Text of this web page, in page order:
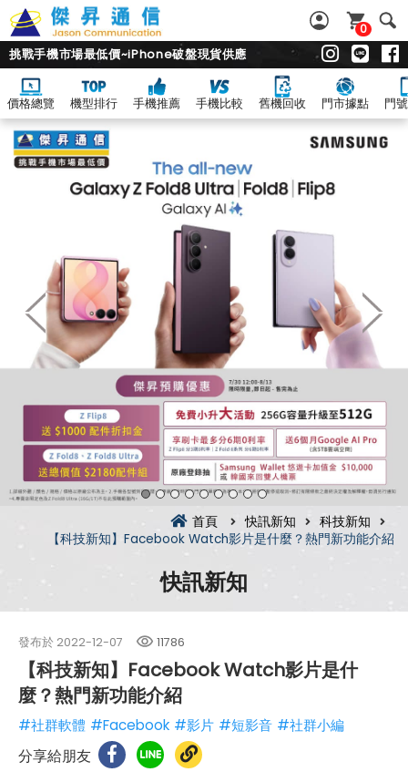
0
挑戰手機市場最低價~iPhone破盤現貨供應
價格總覽 機型排行 手機推薦 手機比較 舊機回收 門市據點 門
首頁 快訊新知
科技新知
【科技新知】Facebook Watch影片是什麼？熱門新功能介紹
快訊新知
發布於 2022-12-07 11786
【科技新知】Facebook Watch影片是什
麼？熱門新功能介紹
#社群軟體 #Facebook #影片 #短影音 #社群小編
分享給朋友